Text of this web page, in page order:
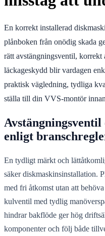
En korrekt installerad
plånboken från onödig skada
rätt avstängningsventil, korrekt
läckageskydd blir vardagen
praktisk vägledning, tydliga
ställa till din VVS-montör innan
enligt
En tydligt märkt och
säker diskmaskinsinstallation.
med fri åtkomst utan att
kulventil med tydlig
hindrar bakflöde ger hög
komponenter och följ både